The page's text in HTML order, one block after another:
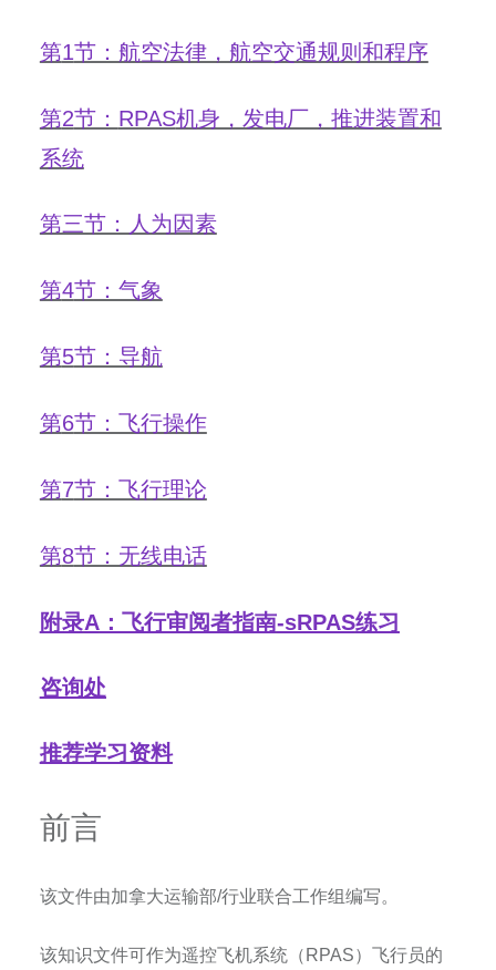
第1节：航空法律，航空交通规则和程序
第2节： RPAS机身，发电厂，推进装置和
系统
第三节：人为因素
第4节：气象
第5节：导航
第6节：飞行操作
第7节：飞行理论
第8节：无线电话
附录A：飞行审阅者指南-sRPAS练习
咨询处
推荐学习资料
前言
该文件由加拿大运输部/行业联合工作组编写。
该知识文件可作为遥控飞机系统（ RPAS）飞行员的